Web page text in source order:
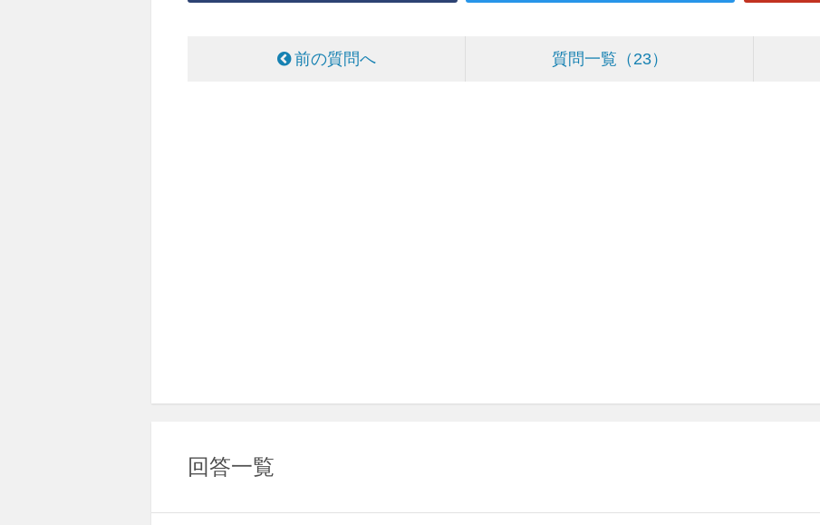
前の質問へ 質問一覧 23
回答一覧